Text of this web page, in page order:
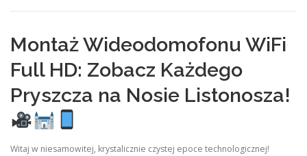
KONTAKT
Montaż Wideodomofonu WiFi
Full HD: Zobacz Każdego
Pryszcza na Nosie Listonosza!
Witaj w niesamowitej, krystalicznie czystej epoce technologicznej!